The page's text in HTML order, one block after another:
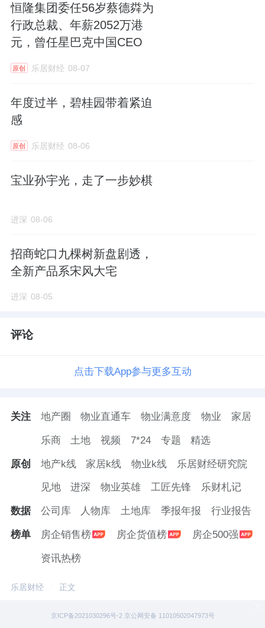
恒隆集团委任56岁蔡德粦为
行政总裁、年薪2052万港
元，曾任星巴克中国CEO
原创 乐居财经 08-07
年度过半，碧桂园带着紧迫
感
原创 乐居财经 08-06
宝业孙宇光，走了一步妙棋
进深 08-06
招商蛇口九棵树新盘剧透，
全新产品系宋风大宅
进深 08-05
评论
点击下载App参与更多互动
关注 地产圈 物业直通车 物业满意度 物业 家居
乐商 土地 视频 7*24 专题 精选
原创 地产k线 家居k线 物业k线 乐居财经研究院
见地 进深 物业英雄 工匠先锋 乐财札记
数据 公司库 人物库 土地库 季报年报 行业报告
榜单 房企销售榜 房企货值榜 房企500强
资讯热榜
乐居财经 正文
京ICP备2021030296号-2 京公网安备 11010502047973号